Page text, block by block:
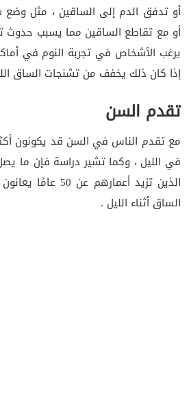
أو تدفق الدم إلى الساقين ، مثل
أو مع تقاطع الساقين مما يسبب حدوث
يرغب الأشخاص في تجربة النوم في
إذا كان ذلك يخفف من تشنجات الساق
تقدم السن
مع تقدم الناس في السن قد يكونون
الذين تزيد
الساق أثناء الليل .